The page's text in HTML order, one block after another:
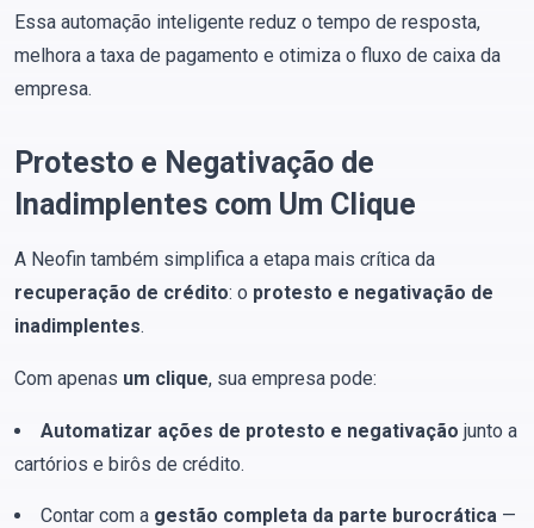
Essa automação inteligente reduz o tempo de resposta,
melhora a taxa de pagamento e otimiza o fluxo de caixa da
empresa.
Protesto e Negativação de
Inadimplentes com Um Clique
A Neofin também simplifica a etapa mais crítica da
recuperação de crédito: o protesto e negativação de
inadimplentes.
Com apenas um clique, sua empresa pode:
Automatizar ações de protesto e negativação junto a
cartórios e birôs de crédito.
Contar com a gestão completa da parte burocrática —